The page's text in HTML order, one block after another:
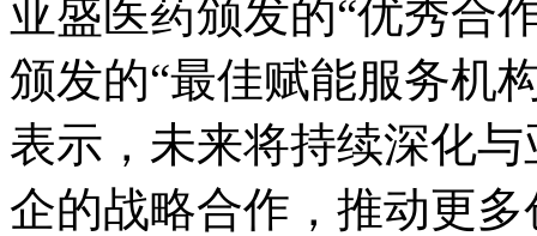
亚盛医药颁发的“优秀合
颁发的“最佳赋能服务机
表示，未来将持续深化
企的战略合作，推动更